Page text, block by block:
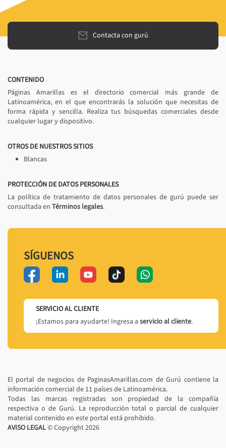
Contacta con gurú
CONTENIDO
Páginas Amarillas es el directorio comercial más grande de
Latinoamérica, en el que encontrarás la solución que necesitas de
forma rápida y sencilla. Realiza tus búsquedas comerciales desde
cualquier lugar y dispositivo.
OTROS DE NUESTROS SITIOS
Blancas
PROTECCIÓN DE DATOS PERSONALES
La política de tratamiento de datos personales de gurú puede ser
consultada en Términos legales.
SÍGUENOS
SERVICIO AL CLIENTE
¡Estamos para ayudarte! Ingresa a servicio al cliente.
El portal de negocios de PaginasAmarillas.com de Gurú contiene la
información comercial de 11 países de Latinoamérica.
Todas las marcas registradas son propiedad de la compañía
respectiva o de Gurú. La reproducción total o parcial de cualquier
material contenido en este portal está prohibido.
AVISO LEGAL© Copyright2026